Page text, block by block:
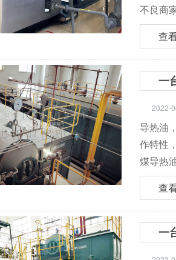
不良商
查
一
2022-
导热油
作特性
煤导热
查
一